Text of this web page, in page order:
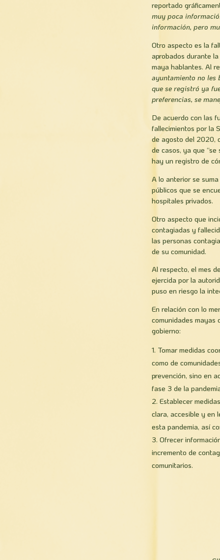
reportado
muy poca
información, pero
Otro aspecto es la
aprobados durante
maya hablantes. Al
ayuntamiento no
que se registró ya
preferencias, se
De acuerdo con las
fallecimientos por la
de agosto del 2020,
de casos, ya que
hay un registro de
A lo anterior se
públicos que se
hospitales privados.
Otro aspecto que
contagiadas y
las personas
de su comunidad.
Al respecto, el mes
ejercida por la
puso en riesgo la
En relación con lo
comunidades mayas
gobierno:
Tomar medidas
como de
prevención, sino en
fase 3 de la
Establecer
clara, accesible y en
esta pandemia, así
Ofrecer
incremento de
comunitarios.